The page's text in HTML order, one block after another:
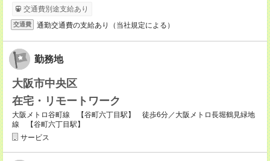
交通費別途支給あり
交通費 通勤交通費の支給あり（当社規定による）
勤務地
大阪市中央区
在宅・リモートワーク
大阪メトロ谷町線 【谷町六丁目駅】 徒歩6分／大阪メトロ長堀鶴見緑地
線 【谷町六丁目駅】
サービス